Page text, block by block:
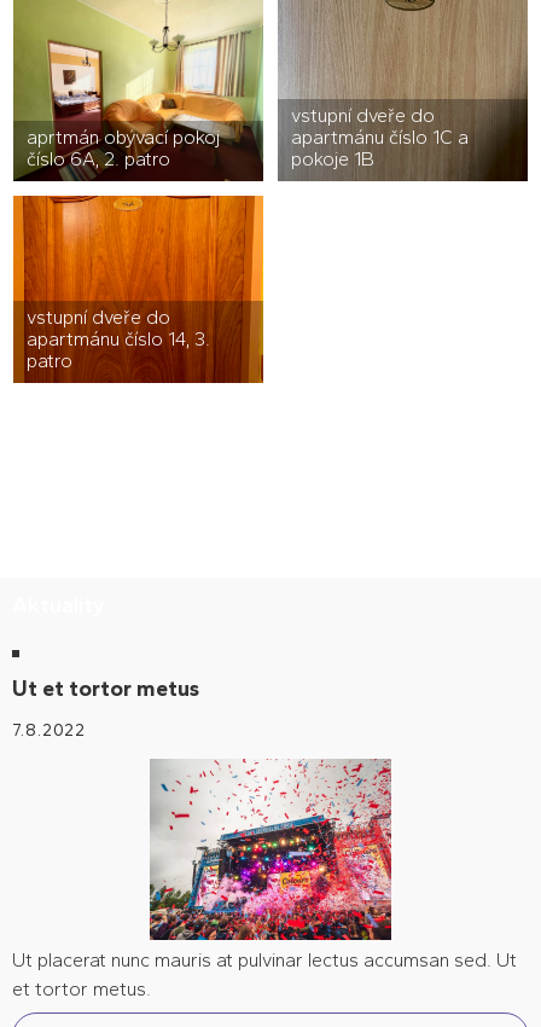
aprtmán obývací pokoj
číslo 6A, 2. patro
vstupní dveře do
apartmánu číslo 1C a
pokoje 1B
vstupní dveře do
apartmánu číslo 14, 3.
patro
Ut et tortor metus
7.8.2022
Ut placerat nunc mauris at pulvinar lectus accumsan sed. Ut
et tortor metus.